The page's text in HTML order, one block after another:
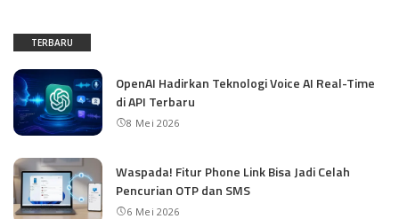
TERBARU
OpenAI Hadirkan Teknologi Voice AI Real-Time
di API Terbaru
8 Mei 2026
Waspada! Fitur Phone Link Bisa Jadi Celah
Pencurian OTP dan SMS
6 Mei 2026